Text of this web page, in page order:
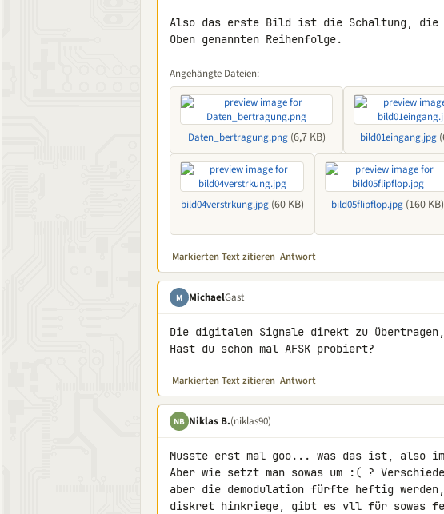
Also das erste Bild ist die Schaltung, die
Oben genannten Reihenfolge.
Angehängte Dateien:
Daten_bertragung.png(6,7 KB) bild01eingang.jpg
bild04verstrkung.jpg(60 KB) bild05flipflop.jpg (160 KB)
Markierten Text zitieren Antwort
M MichaelGast
Die digitalen Signale direkt zu
Hast du schon mal AFSK probiert?
Markierten Text zitieren Antwort
NB Niklas B.(niklas90)
Musste erst mal goo... was das ist, also
Aber wie setzt man sowas um :( ?
aber die demodulation fürfte heftig
diskret hinkriege, gibt es vll für sowas